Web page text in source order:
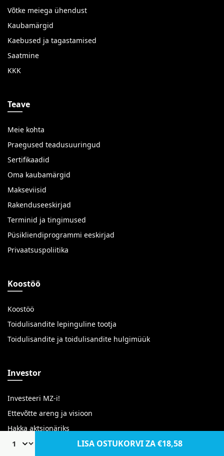
LISA OSTUKORVI ZA €18,58
Võtke meiega ühendust
Kaubamärgid
Kaebused ja tagastamised
Saatmine
KKK
Teave
Meie kohta
Praegused teadusuuringud
Sertifikaadid
Oma kaubamärgid
Makseviisid
Rakenduseeskirjad
Terminid ja tingimused
Püsikliendiprogrammi eeskirjad
Privaatsuspoliitika
Koostöö
Koostöö
Toidulisandite lepinguline tootja
Toidulisandite ja toidulisandite hulgimüük
Investor
Investeeri MZ-i!
Ettevõtte areng ja visioon
Hakka aktsionäriks